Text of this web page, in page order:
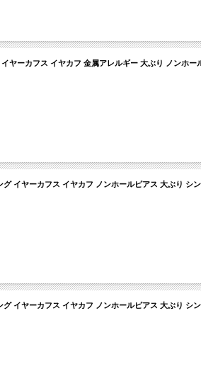
ヤーカフス イヤカフ 金属アレルギー 大ぶり ノンホ
イヤーカフス イヤカフ ノンホールピアス 大ぶり
イヤーカフス イヤカフ ノンホールピアス 大ぶり